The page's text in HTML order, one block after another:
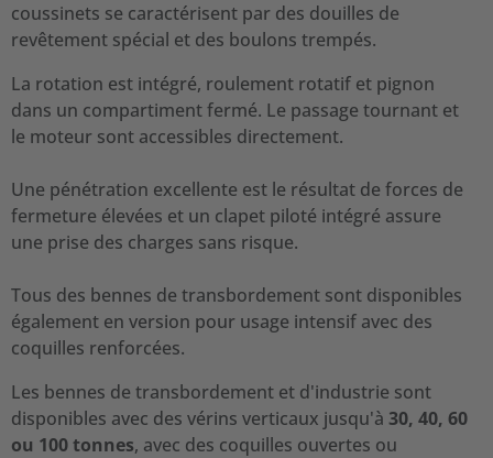
coussinets se caractérisent par des douilles de
revêtement spécial et des boulons trempés.
La rotation est intégré, roulement rotatif et pignon
dans un compartiment fermé. Le passage tournant et
le moteur sont accessibles directement.
Une pénétration excellente est le résultat de forces de
fermeture élevées et un clapet piloté intégré assure
une prise des charges sans risque.
Tous des bennes de transbordement sont disponibles
également en version pour usage intensif avec des
coquilles renforcées.
Les bennes de transbordement et d'industrie sont
disponibles avec des vérins verticaux jusqu'à 30, 40, 60
ou 100 tonnes, avec des coquilles ouvertes ou